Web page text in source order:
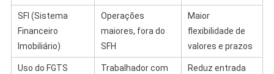
SFI (Sistema
Financeiro
Imobiliário)
Operações
maiores, fora do
SFH
Maior
flexibilidade de
valores e prazos
Uso do FGTS
Trabalhador com
Reduz entrada